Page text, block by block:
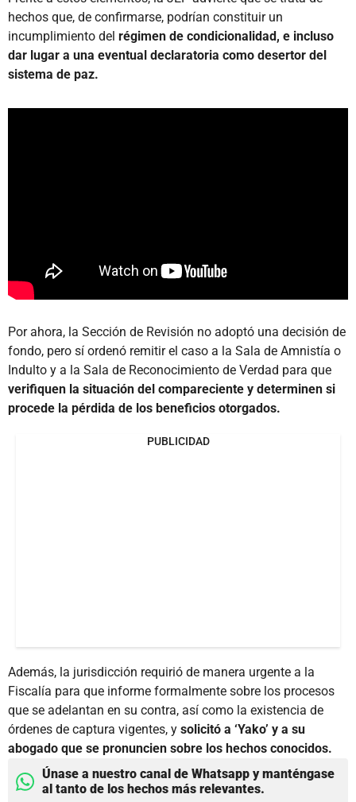
hechos que, de confirmarse, podrían constituir un
incumplimiento del régimen de condicionalidad, e incluso
dar lugar a una eventual declaratoria como desertor del
sistema de paz.
Por ahora, la Sección de Revisión no adoptó una decisión de
fondo, pero sí ordenó remitir el caso a la Sala de Amnistía o
Indulto y a la Sala de Reconocimiento de Verdad para que
verifiquen la situación del compareciente y determinen si
procede la pérdida de los beneficios otorgados.
PUBLICIDAD
Además, la jurisdicción requirió de manera urgente a la
Fiscalía para que informe formalmente sobre los procesos
que se adelantan en su contra, así como la existencia de
órdenes de captura vigentes, y solicitó a ‘Yako’ y a su
abogado que se pronuncien sobre los hechos conocidos.
Únase a nuestro canal de Whatsapp y manténgase
al tanto de los hechos más relevantes.